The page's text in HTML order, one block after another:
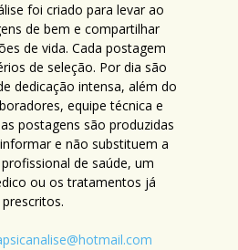
foi criado para levar ao
de bem e compartilhar
de vida. Cada postagem
de seleção. Por dia são
dedicação intensa, além do
equipe técnica e
postagens são produzidas
e não substituem a
de saúde, um
ou os tratamentos já
prescritos.